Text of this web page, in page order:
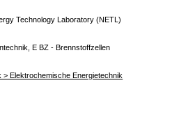
Technology Laboratory (NETL)
E BZ - Brennstoffzellen
Elektrochemische Energietechnik